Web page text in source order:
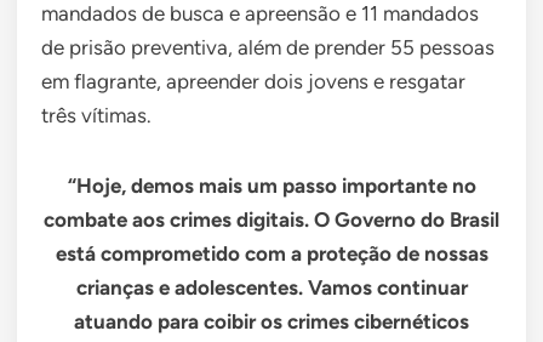
mandados de busca e apreensão e 11 mandados
de prisão preventiva, além de prender 55 pessoas
em flagrante, apreender dois jovens e resgatar
três vítimas.
“Hoje, demos mais um passo importante no
combate aos crimes digitais. O Governo do Brasil
está comprometido com a proteção de nossas
crianças e adolescentes. Vamos continuar
atuando para coibir os crimes cibernéticos